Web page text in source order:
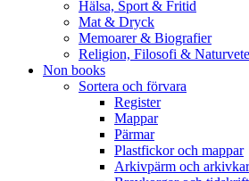
Hälsa, Sport & Fritid
Mat & Dryck
Memoarer & Biografier
Religion, Filosofi &
Non books
Sortera och förvara
Register
Mappar
Pärmar
Plastfickor och mappar
Arkivpärm och